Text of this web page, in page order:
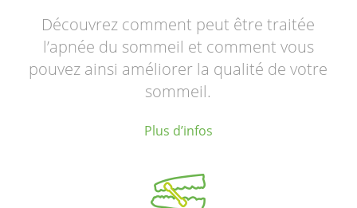
Découvrez comment peut être traitée
l’apnée du sommeil et comment vous
pouvez ainsi améliorer la qualité de votre
sommeil.
Plus d’infos